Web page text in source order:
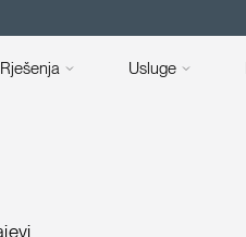
Rješenja Usluge